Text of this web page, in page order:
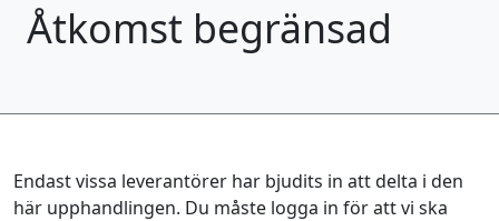
Åtkomst begränsad
Endast vissa leverantörer har bjudits in att delta i den
här upphandlingen. Du måste logga in för att vi ska